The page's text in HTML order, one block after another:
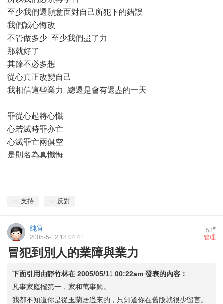
至少我們還願意面對自己所犯下的錯誤
我們誠心悔改
不管做多少 至少我們盡了力
那就好了
其餘不必多想
從心真正改變自己
我相信這些業力 總還是會有還盡的一天
罪從心起將心懺
心若滅時罪亦亡
心滅罪亡兩俱空
是則名為真懺悔
支持 反對
53#
純宜
管理
2005-5-12 18:04:41
冒犯到別人的業障與業力
下面引用由靜竹林在 2005/05/11 00:22am 發表的內容：
凡事家庭擺第一，家和萬事興。
我都不知道你是從玉蘭居過來的，只知道你在舊版就很少留言。